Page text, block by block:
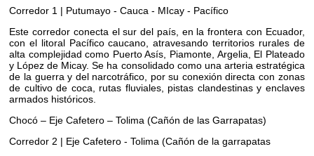
Corredor 1 | Putumayo - Cauca - MIcay - Pacífico
Este corredor conecta el sur del país, en la frontera con Ecuador,
con el litoral Pacífico caucano, atravesando territorios rurales de
alta complejidad como Puerto Asís, Piamonte, Argelia, El Plateado
y López de Micay. Se ha consolidado como una arteria estratégica
de la guerra y del narcotráfico, por su conexión directa con zonas
de cultivo de coca, rutas fluviales, pistas clandestinas y enclaves
armados históricos.
Chocó – Eje Cafetero – Tolima (Cañón de las Garrapatas)
Corredor 2 | Eje Cafetero - Tolima (Cañón de la garrapatas